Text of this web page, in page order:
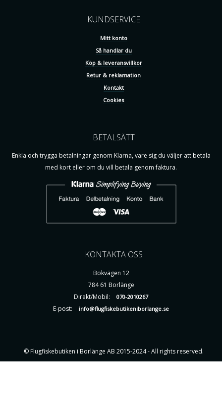
KUNDSERVICE
Mitt konto
Så handlar du
Köp & leveransvillkor
Retur & reklamation
Kontakt
Cookies
BETALSÄTT
Enkla och trygga betalningar genom Klarna, vare sig du väljer att betala
med kort eller om du vill betala genom faktura.
KONTAKTA OSS
Bokvägen 12
784 61 Borlänge
Direkt/Mobil:
070-2010267
E-post: info@flugfiskebutikeniborlange.se
© Flugfiskebutiken i Borlänge AB 2015-2024 - All rights reserved.